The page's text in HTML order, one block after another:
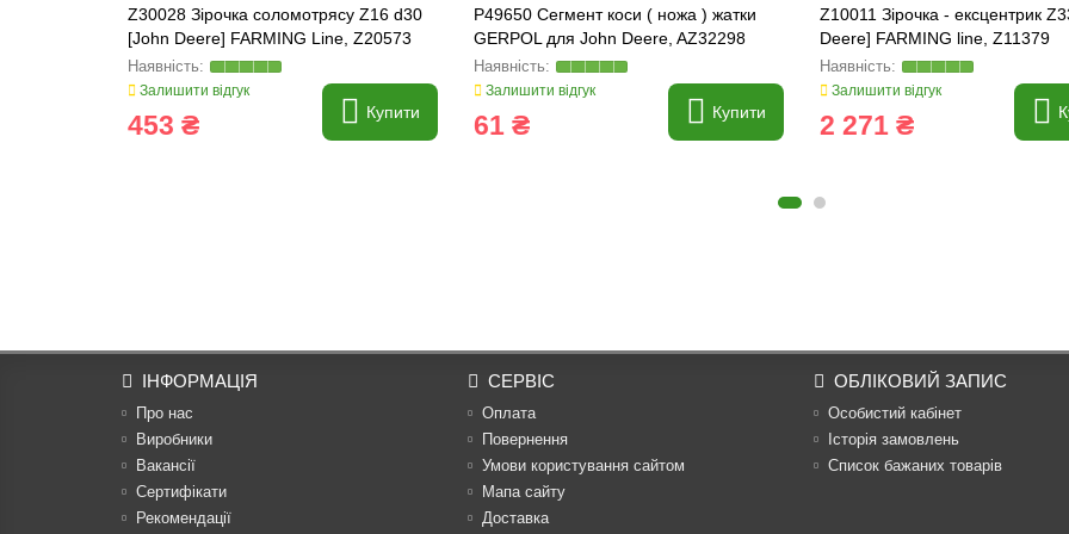
Z30028 Зірочка соломотрясу Z16 d30
[John Deere] FARMING Line, Z20573
Залишити відгук
453 ₴ Купити
P49650 Сегмент коси ( ножа ) жатки
GERPOL для John Deere, AZ32298
Залишити відгук
61 ₴ Купити
Z10011 Зірочка - ексцентрик
Deere] FARMING line, Z11379
Залишити відгук
2 271 ₴
ІНФОРМАЦІЯ
Про нас
Виробники
Вакансії
Сертифікати
Рекомендації
СЕРВІС
Оплата
Повернення
Умови користування сайтом
Мапа сайту
Доставка
ОБЛІКОВИЙ ЗАПИС
Особистий кабінет
Історія замовлень
Список бажаних товарів